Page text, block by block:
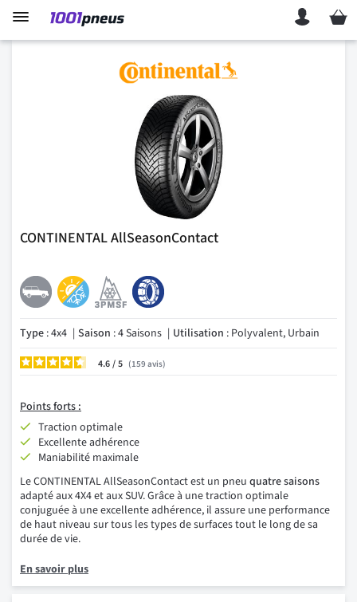
Mon
CONTINENTAL AllSeasonContact
Type : 4x4 Saison : 4 Saisons Utilisation : Polyvalent, Urbain
4.6/ 159 avis
Points forts :
Traction optimale
Excellente adhérence
Maniabilité maximale
Le CONTINENTAL AllSeasonContact est un pneu quatre saisons
adapté aux 4X4 et aux SUV. Grâce à une traction optimale
conjuguée à une excellente adhérence, il assure une performance
de haut niveau sur tous les types de surfaces tout le long de sa
durée de vie.
En savoir plus